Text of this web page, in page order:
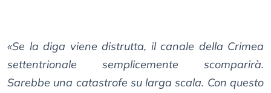
«Se la diga viene distrutta, il canale della Crimea
settentrionale semplicemente scomparirà.
Sarebbe una catastrofe su larga scala. Con questo